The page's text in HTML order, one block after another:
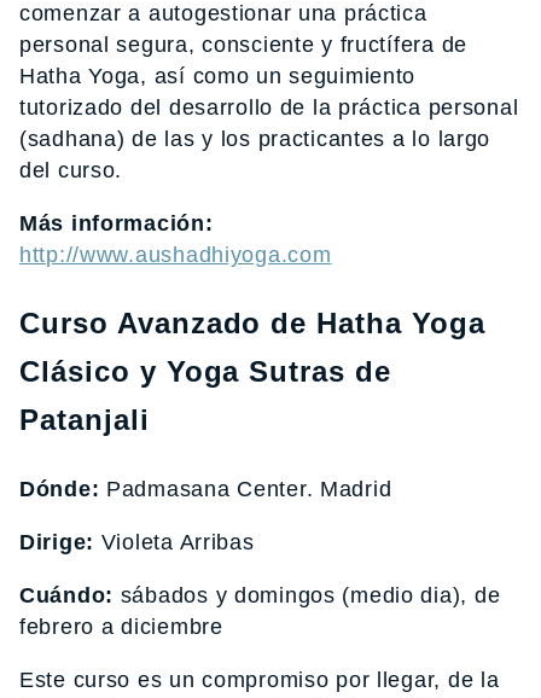
comenzar a autogestionar una práctica
personal segura, consciente y fructífera de
Hatha Yoga, así como un seguimiento
tutorizado del desarrollo de la práctica personal
(sadhana) de las y los practicantes a lo largo
del curso.
Más información:
http://www.aushadhiyoga.com
Curso Avanzado de Hatha Yoga
Clásico y Yoga Sutras de
Patanjali
Dónde: Padmasana Center. Madrid
Dirige: Violeta Arribas
Cuándo: sábados y domingos (medio dia), de
febrero a diciembre
Este curso es un compromiso por llegar, de la